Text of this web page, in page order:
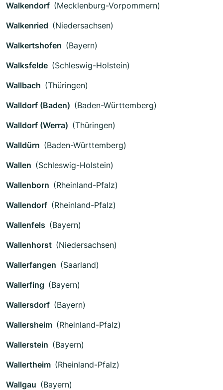
Walkendorf (Mecklenburg-Vorpommern)
Walkenried (Niedersachsen)
Walkertshofen (Bayern)
Walksfelde (Schleswig-Holstein)
Wallbach (Thüringen)
Walldorf (Baden) (Baden-Württemberg)
Walldorf (Werra) (Thüringen)
Walldürn (Baden-Württemberg)
Wallen (Schleswig-Holstein)
Wallenborn (Rheinland-Pfalz)
Wallendorf (Rheinland-Pfalz)
Wallenfels (Bayern)
Wallenhorst (Niedersachsen)
Wallerfangen (Saarland)
Wallerfing (Bayern)
Wallersdorf (Bayern)
Wallersheim (Rheinland-Pfalz)
Wallerstein (Bayern)
Wallertheim (Rheinland-Pfalz)
Wallgau (Bayern)